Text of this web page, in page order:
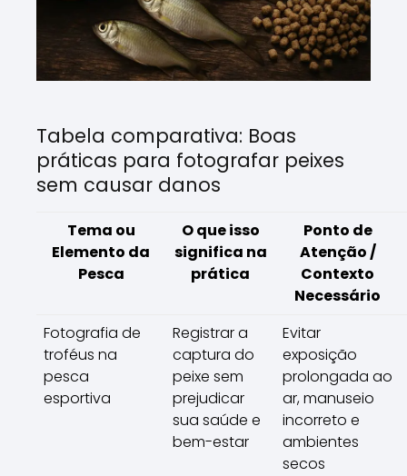
Tabela comparativa: Boas
práticas para fotografar peixes
sem causar danos
Tema ou
Elemento da
Pesca
O que isso
significa na
prática
Ponto de
Atenção /
Contexto
Necessário
Fotografia de
troféus na
pesca
esportiva
Registrar a
captura do
peixe sem
prejudicar
sua saúde e
bem-estar
Evitar
exposição
prolongada ao
ar, manuseio
incorreto e
ambientes
secos